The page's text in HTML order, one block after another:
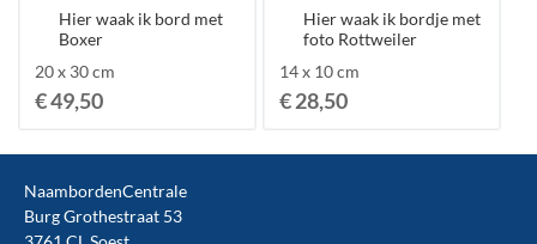
Hier waak ik bord met
Boxer
20 x 30 cm
€ 49,50
Hier waak ik bordje met
foto Rottweiler
14 x 10 cm
€ 28,50
NaambordenCentrale
Burg Grothestraat 53